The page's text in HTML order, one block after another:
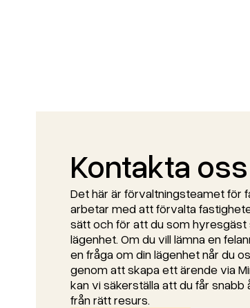
Kontakta oss
Det här är förvaltningsteamet för
arbetar med att förvalta
sätt och för att du som hyresgäst
lägenhet. Om du vill lämna en
en fråga om din lägenhet når du
genom att skapa ett ärende via
kan vi säkerställa att du får snabb
från rätt resurs.